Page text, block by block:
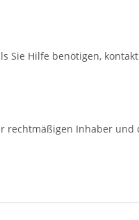
Sie Hilfe benötigen,
rechtmäßigen Inhaber